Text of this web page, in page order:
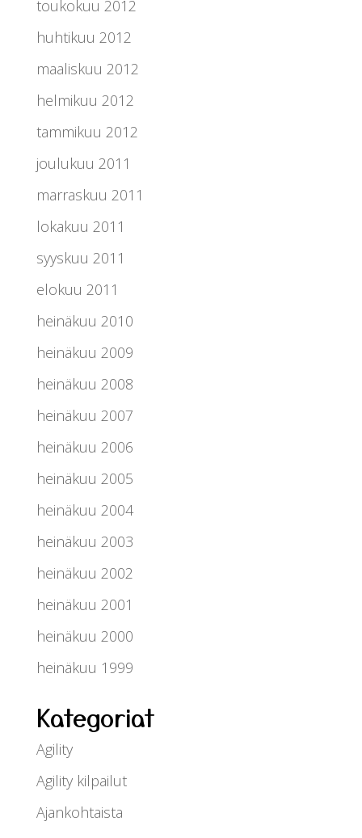
toukokuu 2012
huhtikuu 2012
maaliskuu 2012
helmikuu 2012
tammikuu 2012
joulukuu 2011
marraskuu 2011
lokakuu 2011
syyskuu 2011
elokuu 2011
heinäkuu 2010
heinäkuu 2009
heinäkuu 2008
heinäkuu 2007
heinäkuu 2006
heinäkuu 2005
heinäkuu 2004
heinäkuu 2003
heinäkuu 2002
heinäkuu 2001
heinäkuu 2000
heinäkuu 1999
Kategoriat
Agility
Agility kilpailut
Ajankohtaista